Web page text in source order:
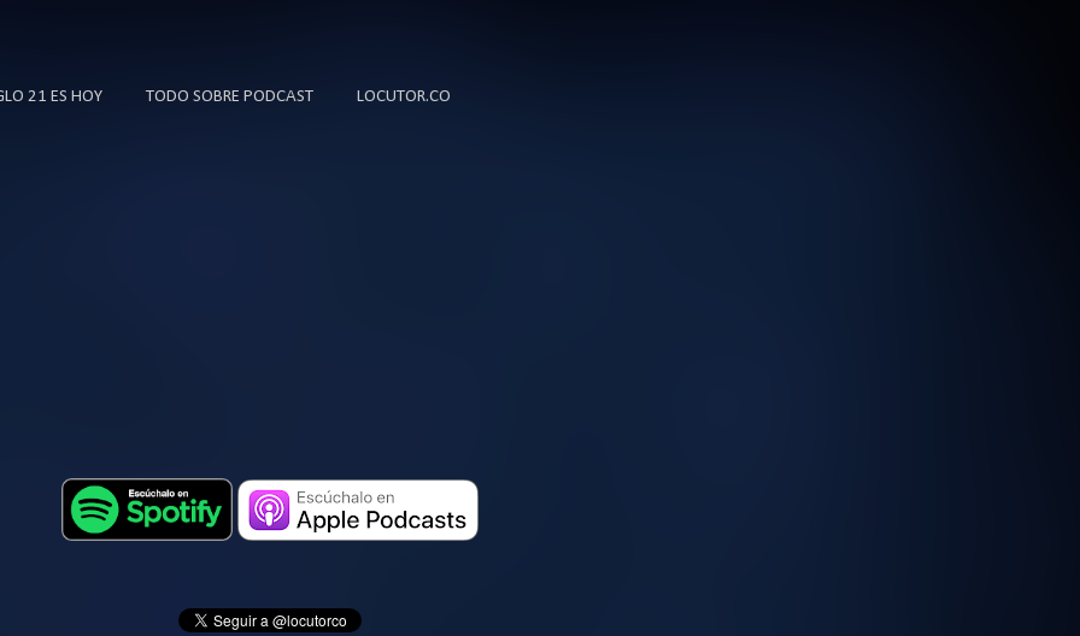
21 ES HOY TODO SOBRE PODCAST LOCUTOR.CO